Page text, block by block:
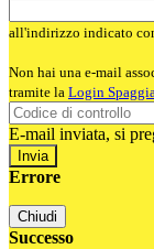
all'indirizzo indicato
Non hai una e-mail
tramite la Login
E-mail inviata, si
Errore
Chiudi
Successo